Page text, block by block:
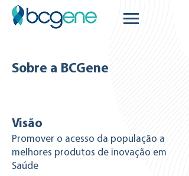
Sobre a BCGene
Visão
Promover o acesso da população a
melhores produtos de inovação em
Saúde